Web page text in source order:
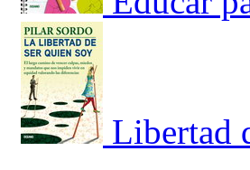
Libertad